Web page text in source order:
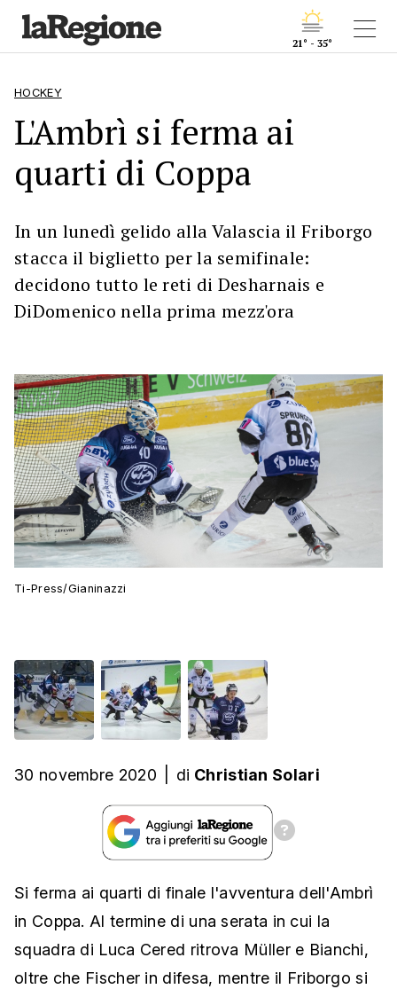
21° - 35°
HOCKEY
L'Ambrì si ferma ai
quarti di Coppa
In un lunedì gelido alla Valascia il Friborgo
stacca il biglietto per la semifinale:
decidono tutto le reti di Desharnais e
DiDomenico nella prima mezz'ora
Ti-Press/Gianinazzi
30 novembre 2020 di Christian Solari
Si ferma ai quarti di finale l'avventura dell'Ambrì
in Coppa. Al termine di una serata in cui la
squadra di Luca Cered ritrova Müller e Bianchi,
oltre che Fischer in difesa, mentre il Friborgo si